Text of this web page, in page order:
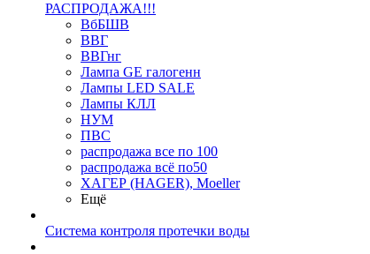
РАСПРОДАЖА!!!
ВбБШВ
ВВГ
ВВГнг
Лампа GE галогенн
Лампы LED SALE
Лампы КЛЛ
НУМ
ПВС
распродажа все по 100
распродажа всё по50
ХАГЕР (HAGER), Moeller
Ещё
Система контроля протечки воды